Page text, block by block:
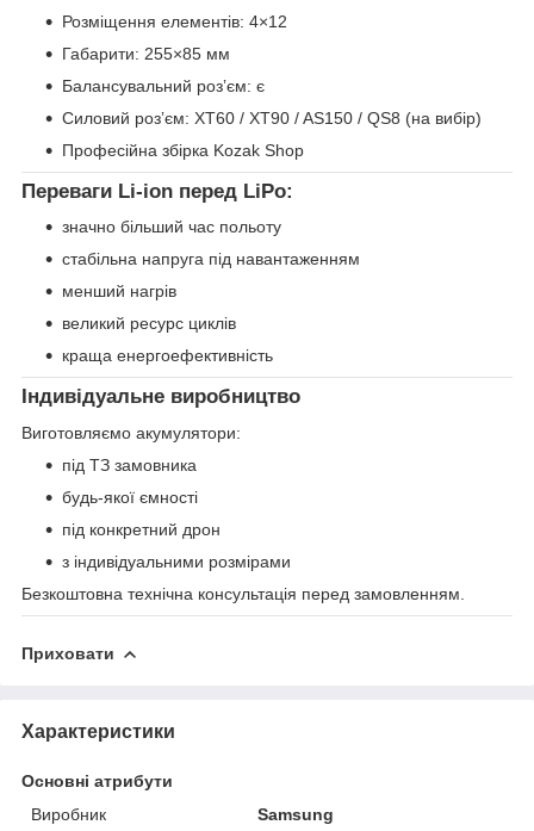
Розміщення елементів: 4×12
Габарити: 255×85 мм
Балансувальний розʼєм: є
Силовий розʼєм: XT60 / XT90 / AS150 / QS8 (на вибір)
Професійна збірка Kozak Shop
Переваги Li-ion перед LiPo:
значно більший час польоту
стабільна напруга під навантаженням
менший нагрів
великий ресурс циклів
краща енергоефективність
Індивідуальне виробництво
Виготовляємо акумулятори:
під ТЗ замовника
будь-якої ємності
під конкретний дрон
з індивідуальними розмірами
Безкоштовна технічна консультація перед замовленням.
Приховати
Характеристики
Основні атрибути
Виробник
Samsung